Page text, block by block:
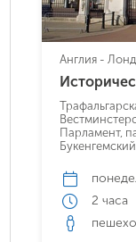
Англия -
Парламент,
2 часа